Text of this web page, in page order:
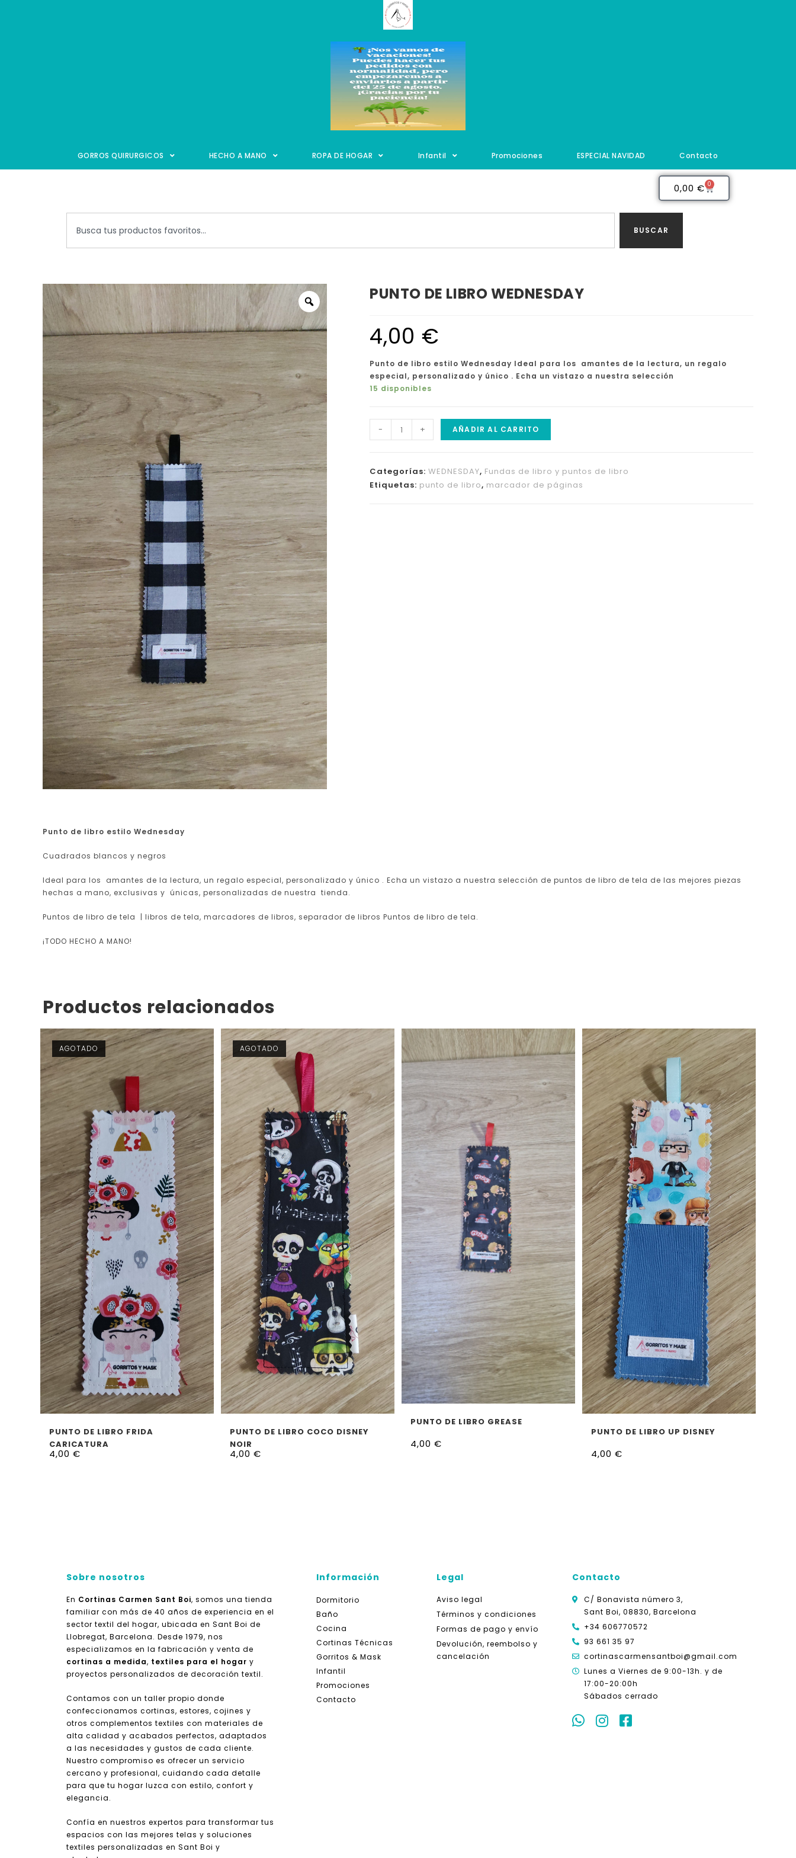
GORROS QUIRURGICOS HECHO A MANO ROPA DE HOGAR Infantil Promociones ESPECIAL NAVIDAD Contacto
0,00 € 0
BUSCAR
PUNTO DE LIBRO WEDNESDAY
4,00 €
Punto de libro estilo Wednesday Ideal para los amantes de la lectura, un regalo
especial, personalizado y único . Echa un vistazo a nuestra selección
15 disponibles
- + AÑADIR AL CARRITO
Categorías: WEDNESDAY, Fundas de libro y puntos de libro
Etiquetas: punto de libro, marcador de páginas
Punto de libro estilo Wednesday
Cuadrados blancos y negros
Ideal para los amantes de la lectura, un regalo especial, personalizado y único . Echa un vistazo a nuestra selección de puntos de libro de tela de las mejores piezas
hechas a mano, exclusivas y únicas, personalizadas de nuestra tienda.
Puntos de libro de tela | libros de tela, marcadores de libros, separador de libros Puntos de libro de tela.
¡TODO HECHO A MANO!
Productos relacionados
AGOTADO
PUNTO DE LIBRO FRIDA
CARICATURA
4,00€
AGOTADO
PUNTO DE LIBRO COCO DISNEY
NOIR
4,00€
PUNTO DE LIBRO GREASE
4,00€
PUNTO DE LIBRO UP DISNEY
4,00€
Sobre nosotros
En Cortinas Carmen Sant Boi, somos una tienda
familiar con más de 40 años de experiencia en el
sector textil del hogar, ubicada en Sant Boi de
Llobregat, Barcelona. Desde 1979, nos
especializamos en la fabricación y venta de
cortinas a medida, textiles para el hogar y
proyectos personalizados de decoración textil.
Contamos con un taller propio donde
confeccionamos cortinas, estores, cojines y
otros complementos textiles con materiales de
alta calidad y acabados perfectos, adaptados
a las necesidades y gustos de cada cliente.
Nuestro compromiso es ofrecer un servicio
cercano y profesional, cuidando cada detalle
para que tu hogar luzca con estilo, confort y
elegancia.
Confía en nuestros expertos para transformar tus
espacios con las mejores telas y soluciones
textiles personalizadas en Sant Boi y
Información
Dormitorio
Baño
Cocina
Cortinas Técnicas
Gorritos & Mask
Infantil
Promociones
Contacto
Legal
Aviso legal
Términos y condiciones
Formas de pago y envío
Devolución, reembolso y
cancelación
Contacto
C/ Bonavista número 3,
Sant Boi, 08830, Barcelona
+34 606770572
93 661 35 97
cortinascarmensantboi@gmail.com
Lunes a Viernes de 9:00-13h. y de
17:00-20:00h
Sábados cerrado